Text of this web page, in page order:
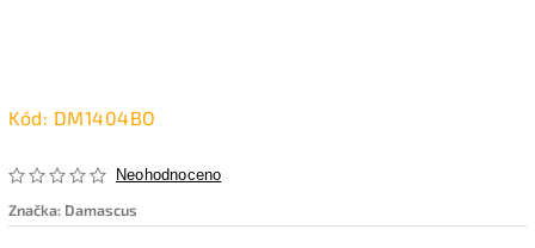
Kód: DM1404BO
Neohodnoceno
Značka: Damascus